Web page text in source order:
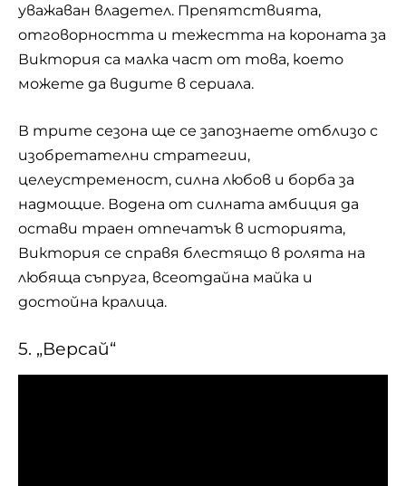
уважаван владетел. Препятствията,
отговорността и тежестта на короната за
Виктория са малка част от това, което
можете да видите в сериала.
В трите сезона ще се запознаете отблизо с
изобретателни стратегии,
целеустременост, силна любов и борба за
надмощие. Водена от силната амбиция да
остави траен отпечатък в историята,
Виктория се справя блестящо в ролята на
любяща съпруга, всеотдайна майка и
достойна кралица.
5. „Версай“